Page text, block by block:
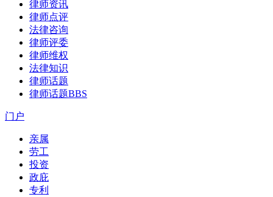
律师资讯
律师点评
法律咨询
律师评委
律师维权
法律知识
律师话题
律师话题BBS
门户
亲属
劳工
投资
政庇
专利